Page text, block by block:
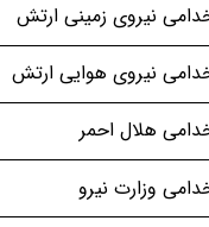
نیروی زمینی ارتش
نیروی هوایی ارتش
هلال احمر
وزارت نیرو